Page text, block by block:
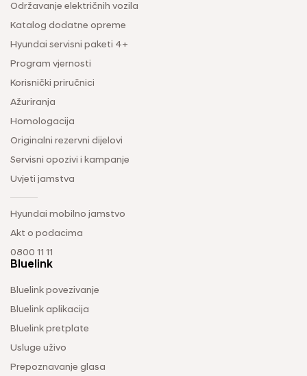
Održavanje električnih vozila
Katalog dodatne opreme
Hyundai servisni paketi 4+
Program vjernosti
Korisnički priručnici
Ažuriranja
Homologacija
Originalni rezervni dijelovi
Servisni opozivi i kampanje
Uvjeti jamstva
Hyundai mobilno jamstvo
Akt o podacima
0800 11 11
Bluelink
Bluelink povezivanje
Bluelink aplikacija
Bluelink pretplate
Usluge uživo
Prepoznavanje glasa